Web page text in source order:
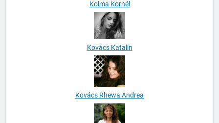
Kolma Kornél
Kovács Katalin
Kovács Rhewa Andrea